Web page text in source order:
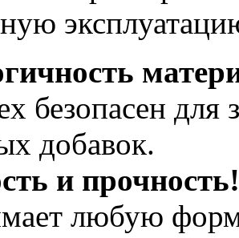
безопасен для
добавок.
и прочность!
любую